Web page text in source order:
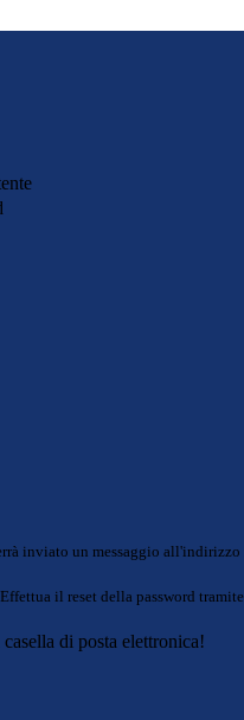
inviato un messaggio
il reset della password
di posta elettronica!